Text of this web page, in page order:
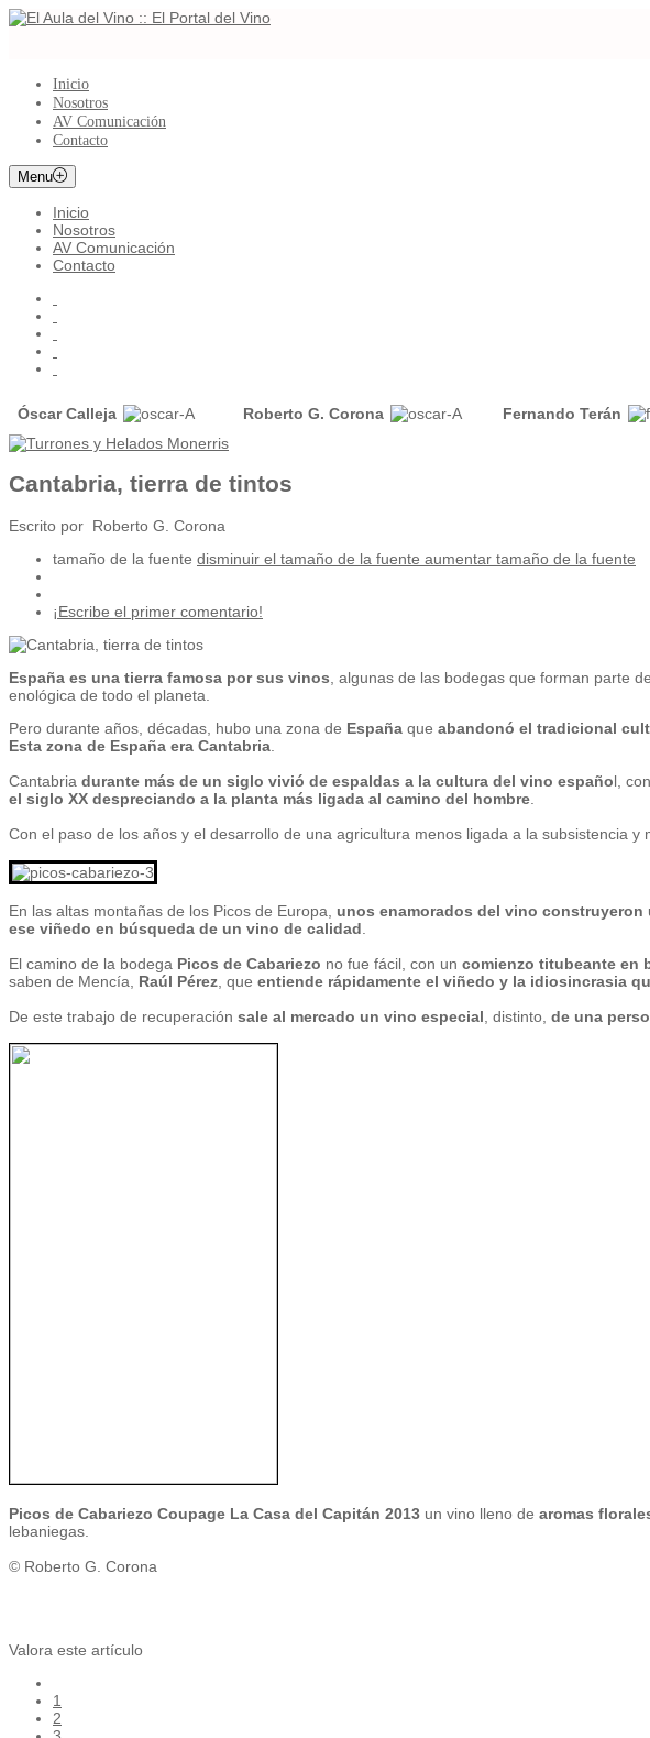
Inicio
Nosotros
AV Comunicación
Contacto
Menu
Inicio
Nosotros
AV Comunicación
Contacto
Óscar Calleja Roberto G. Corona Fernando Terán
Cantabria, tierra de tintos
Escrito por Roberto G. Corona
tamaño de la fuente disminuir el tamaño de la fuente aumentar tamaño de la fuente
¡Escribe el primer comentario!
España es una tierra famosa por sus vinos , algunas de las bodegas que forman parte
enológica de todo el planeta.
Pero durante años, décadas, hubo una zona de España que abandonó el tradicional
Esta zona de España era Cantabria
Cantabria durante más de un siglo vivió de espaldas a la cultura del vino español,
el siglo XX despreciando a la planta más ligada al camino del hombre
Con el paso de los años y el desarrollo de una agricultura menos ligada a la subsistencia y
En las altas montañas de los Picos de Europa, unos enamorados del vino
ese viñedo en búsqueda de un vino de calidad
El camino de la bodega Picos de Cabariezo no fue fácil, con un comienzo titubeante en
saben de Mencía, Raúl Pérez , que entiende rápidamente el viñedo y la idiosincrasia
De este trabajo de recuperación sale al mercado un vino especial , distinto, de una
Picos de Cabariezo Coupage La Casa del Capitán 2013 un vino lleno de aromas
lebaniegas.
© Roberto G. Corona
Valora este artículo
1
2